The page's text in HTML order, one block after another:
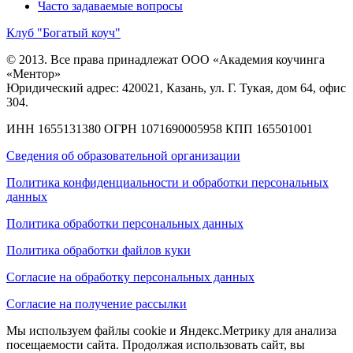
Часто задаваемые вопросы
Клуб "Богатый коуч"
© 2013. Все права принадлежат ООО «Академия коучинга
«Ментор»
Юридический адрес: 420021, Казань, ул. Г. Тукая, дом 64, офис
304.
ИНН 1655131380 ОГРН 1071690005958 КПП 165501001
Сведения об образовательной организации
Политика конфиденциальности и обработки персональных
данных
Политика обработки персональных данных
Политика обработки файлов куки
Согласие на обработку персональных данных
Согласие на получение рассылки
Мы используем файлы cookie и Яндекс.Метрику для анализа
посещаемости сайта. Продолжая использовать сайт, вы